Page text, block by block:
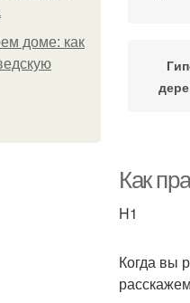
доме: как
Как
H1
Когда вы